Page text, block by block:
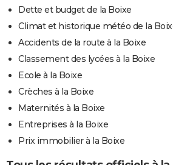
Dette et budget de la Boixe
Climat et historique météo de la
Accidents de la route à la Boixe
Classement des lycées à la Boixe
Ecole à la Boixe
Crèches à la Boixe
Maternités à la Boixe
Entreprises à la Boixe
Prix immobilier à la Boixe